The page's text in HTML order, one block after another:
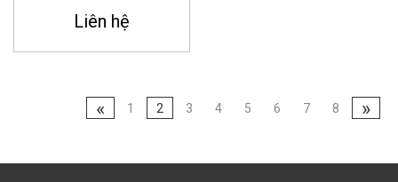
Liên hệ
« 1 2 3 4 5 6 7 8 »